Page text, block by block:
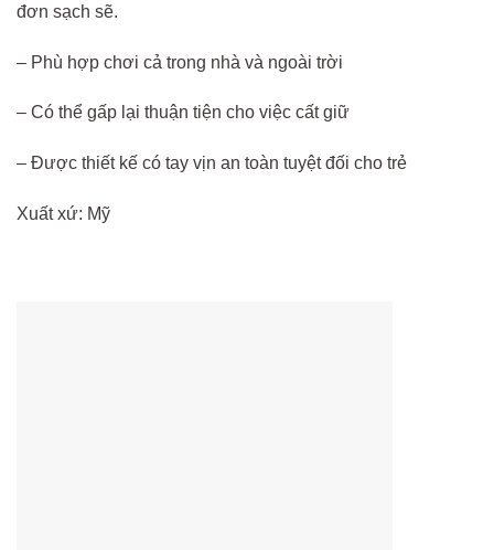
đơn sạch sẽ.
– Phù hợp chơi cả trong nhà và ngoài trời
– Có thể gấp lại thuận tiện cho việc cất giữ
– Được thiết kế có tay vịn an toàn tuyệt đối cho trẻ
Xuất xứ: Mỹ